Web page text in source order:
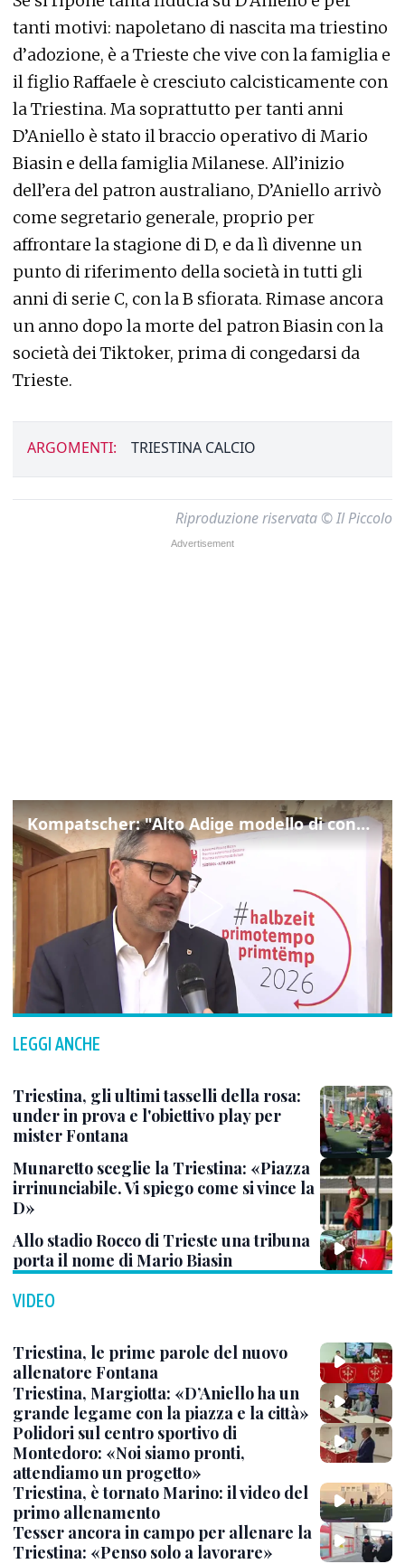
tanti motivi: napoletano di nascita ma triestino
d’adozione, è a Trieste che vive con la famiglia e
il figlio Raffaele è cresciuto calcisticamente con
la Triestina. Ma soprattutto per tanti anni
D’Aniello è stato il braccio operativo di Mario
Biasin e della famiglia Milanese. All’inizio
dell’era del patron australiano, D’Aniello arrivò
come segretario generale, proprio per
affrontare la stagione di D, e da lì divenne un
punto di riferimento della società in tutti gli
anni di serie C, con la B sfiorata. Rimase ancora
un anno dopo la morte del patron Biasin con la
società dei Tiktoker, prima di congedarsi da
Trieste.
ARGOMENTI: TRIESTINA CALCIO
Riproduzione riservata © Il Piccolo
Kompatscher: "Alto Adige modello di convivenza"
LEGGI ANCHE
Triestina, gli ultimi tasselli della rosa:
under in prova e l'obiettivo play per
mister Fontana
Munaretto sceglie la Triestina: «Piazza
irrinunciabile. Vi spiego come si vince la
D»
Allo stadio Rocco di Trieste una tribuna
porta il nome di Mario Biasin
VIDEO
Triestina, le prime parole del nuovo
allenatore Fontana
Triestina, Margiotta: «D’Aniello ha un
grande legame con la piazza e la città»
Polidori sul centro sportivo di
Montedoro: «Noi siamo pronti,
attendiamo un progetto»
Triestina, è tornato Marino: il video del
primo allenamento
Tesser ancora in campo per allenare la
Triestina: «Penso solo a lavorare»